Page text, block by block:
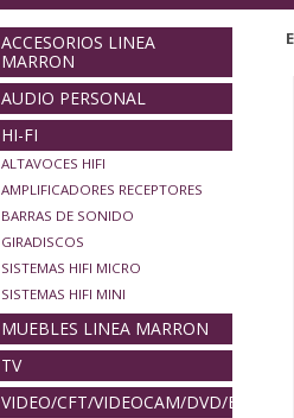
ACCESORIOS LINEA
MARRON
AUDIO PERSONAL
HI-FI
ALTAVOCES HIFI
AMPLIFICADORES RECEPTORES
BARRAS DE SONIDO
GIRADISCOS
SISTEMAS HIFI MICRO
SISTEMAS HIFI MINI
MUEBLES LINEA MARRON
TV
VIDEO/CFT/VIDEOCAM/DVD/BLURAY